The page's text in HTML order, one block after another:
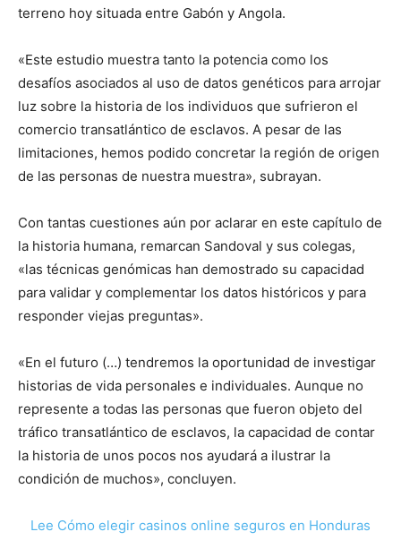
terreno hoy situada entre Gabón y Angola.
«Este estudio muestra tanto la potencia como los
desafíos asociados al uso de datos genéticos para arrojar
luz sobre la historia de los individuos que sufrieron el
comercio transatlántico de esclavos. A pesar de las
limitaciones, hemos podido concretar la región de origen
de las personas de nuestra muestra», subrayan.
Con tantas cuestiones aún por aclarar en este capítulo de
la historia humana, remarcan Sandoval y sus colegas,
«las técnicas genómicas han demostrado su capacidad
para validar y complementar los datos históricos y para
responder viejas preguntas».
«En el futuro (…) tendremos la oportunidad de investigar
historias de vida personales e individuales. Aunque no
represente a todas las personas que fueron objeto del
tráfico transatlántico de esclavos, la capacidad de contar
la historia de unos pocos nos ayudará a ilustrar la
condición de muchos», concluyen.
Lee Cómo elegir casinos online seguros en Honduras